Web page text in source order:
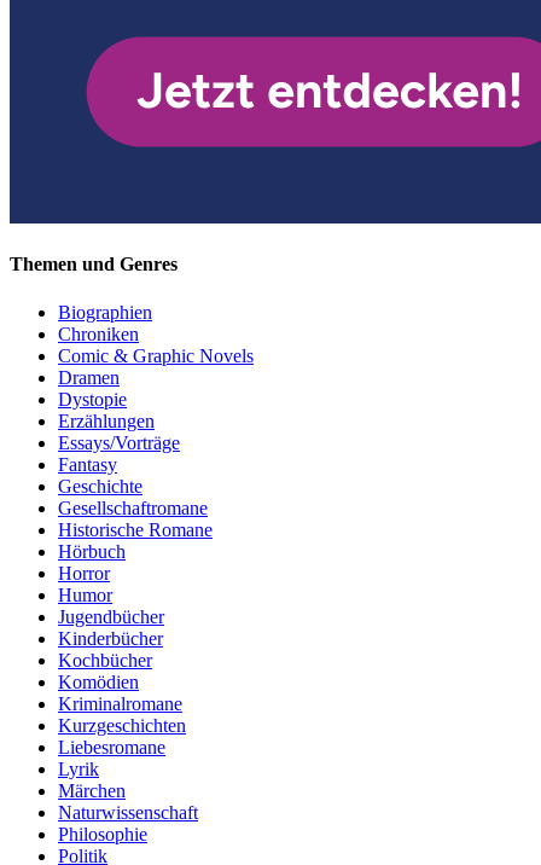
Themen und Genres
Biographien
Chroniken
Comic & Graphic Novels
Dramen
Dystopie
Erzählungen
Essays/Vorträge
Fantasy
Geschichte
Gesellschaftromane
Historische Romane
Hörbuch
Horror
Humor
Jugendbücher
Kinderbücher
Kochbücher
Komödien
Kriminalromane
Kurzgeschichten
Liebesromane
Lyrik
Märchen
Naturwissenschaft
Philosophie
Politik